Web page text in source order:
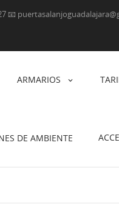
📧
ARMARIOS
DE AMBIENTE